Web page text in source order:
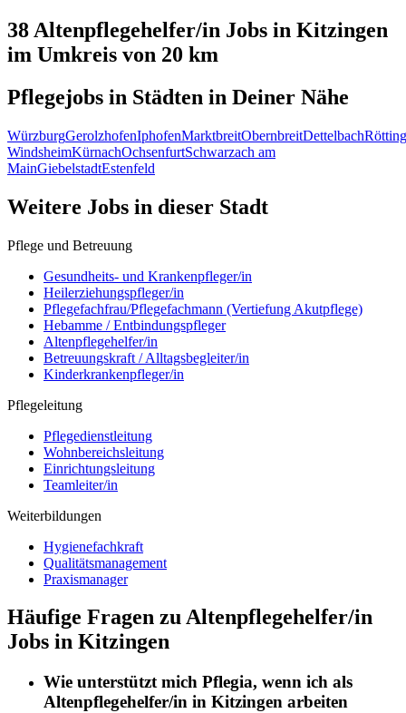
38 Altenpflegehelfer/in Jobs in Kitzingen
im Umkreis von 20 km
Pflegejobs in Städten in Deiner Nähe
WürzburgGerolzhofenIphofenMarktbreitObernbreitDettelbach
WindsheimKürnachOchsenfurtSchwarzach am
MainGiebelstadtEstenfeld
Weitere Jobs in dieser Stadt
Pflege und Betreuung
Gesundheits- und Krankenpfleger/in
Heilerziehungspfleger/in
Pflegefachfrau/Pflegefachmann (Vertiefung Akutpflege)
Hebamme / Entbindungspfleger
Altenpflegehelfer/in
Betreuungskraft / Alltagsbegleiter/in
Kinderkrankenpfleger/in
Pflegeleitung
Pflegedienstleitung
Wohnbereichsleitung
Einrichtungsleitung
Teamleiter/in
Weiterbildungen
Hygienefachkraft
Qualitätsmanagement
Praxismanager
Häufige Fragen zu Altenpflegehelfer/in
Jobs in Kitzingen
Wie unterstützt mich Pflegia, wenn ich als
Altenpflegehelfer/in in Kitzingen arbeiten